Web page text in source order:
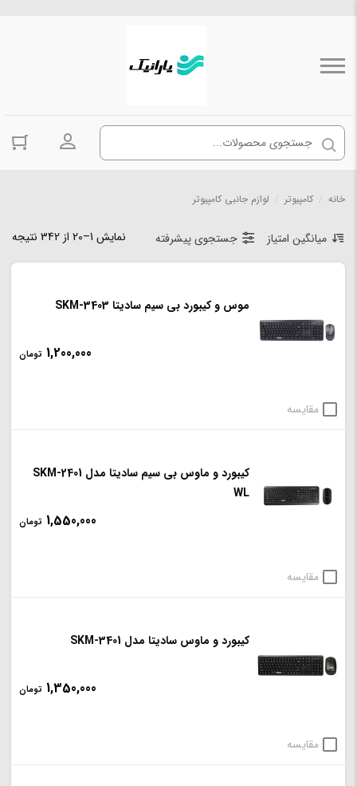
ورود به
خانه کامپیوتر لوازم جانبی کامپیوتر
نمایش 1–20 از 342 نتیجه میانگین امتیاز جستجوی پیشرفته
موس و کیبورد بی سیم سادیتا SKM-3403
1,200,000 تومان
مقایسه
کیبورد و ماوس بی سیم سادیتا مدل SKM-2401
WL
1,550,000 تومان
مقایسه
کیبورد و ماوس سادیتا مدل SKM-3401
1,350,000 تومان
مقایسه